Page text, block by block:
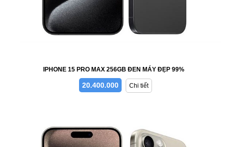
IPHONE 15 PRO MAX 256GB ĐEN MÁY ĐẸP 99%
20.400.000 Chi tiết